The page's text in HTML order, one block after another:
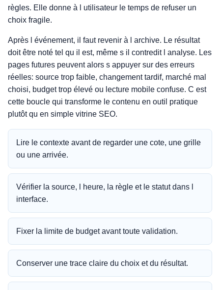
règles. Elle donne à l utilisateur le temps de refuser un
choix fragile.
Après l événement, il faut revenir à l archive. Le résultat
doit être noté tel qu il est, même s il contredit l analyse. Les
pages futures peuvent alors s appuyer sur des erreurs
réelles: source trop faible, changement tardif, marché mal
choisi, budget trop élevé ou lecture mobile confuse. C est
cette boucle qui transforme le contenu en outil pratique
plutôt qu en simple vitrine SEO.
Lire le contexte avant de regarder une cote, une grille
ou une arrivée.
Vérifier la source, l heure, la règle et le statut dans l
interface.
Fixer la limite de budget avant toute validation.
Conserver une trace claire du choix et du résultat.